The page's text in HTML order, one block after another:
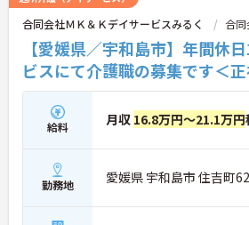
合同会社ＭＫ＆Ｋデイサービスみるく 合
【愛媛県／宇和島市】年間休
ビスにて介護職の募集です＜
給料 月収 16.8万円～21.1万円
勤務地 愛媛県 宇和島市 住吉町